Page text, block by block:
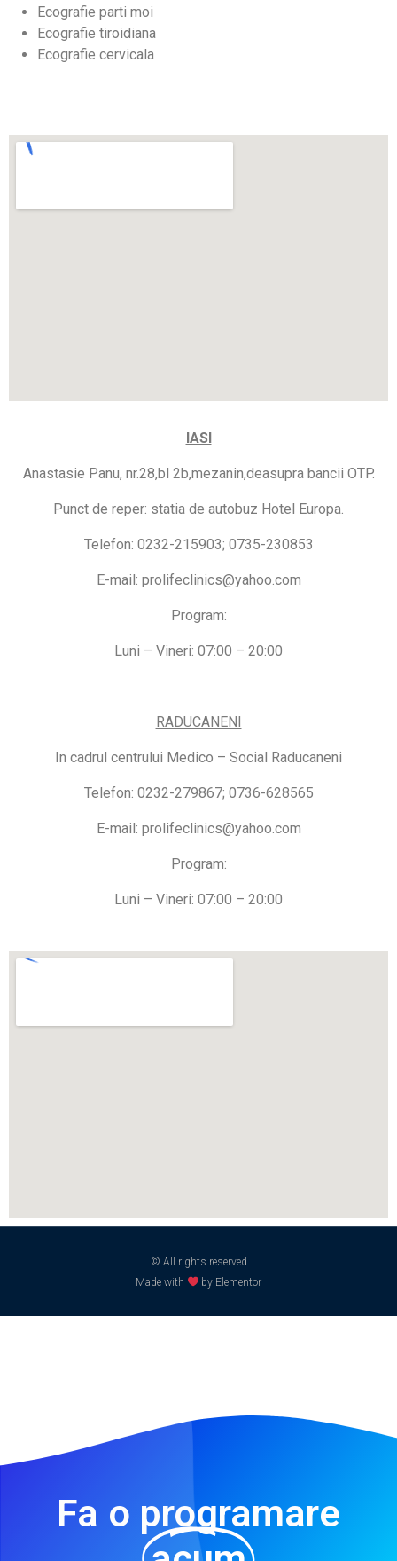
Ecografie parti moi
Ecografie tiroidiana
Ecografie cervicala
IASI
Anastasie Panu, nr.28,bl 2b,mezanin,deasupra bancii OTP.
Punct de reper: statia de autobuz Hotel Europa.
Telefon: 0232-215903; 0735-230853
E-mail: prolifeclinics@yahoo.com
Program:
Luni – Vineri: 07:00 – 20:00
RADUCANENI
In cadrul centrului Medico – Social Raducaneni
Telefon: 0232-279867; 0736-628565
E-mail: prolifeclinics@yahoo.com
Program:
Luni – Vineri: 07:00 – 20:00
© All rights reserved
Made with
by Elementor
Fa o programare